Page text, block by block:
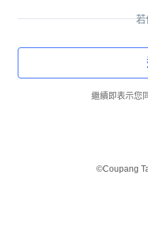
若
繼續即表示您
©Coupang